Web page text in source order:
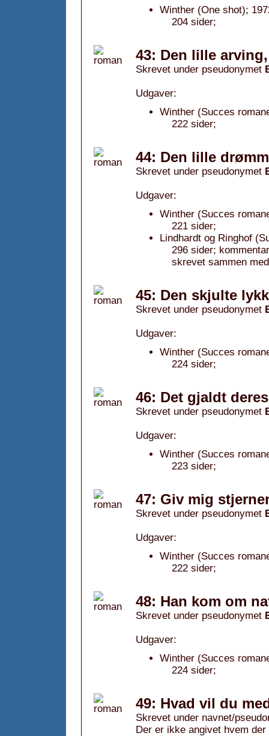
Winther (One shot);
204 sider;
43: Den lille arving,
Skrevet under pseudonymet
Udgaver:
Winther (Succes
222 sider;
44: Den lille
Skrevet under pseudonymet
Udgaver:
Winther (Succes
221 sider;
Lindhardt og Ringhof
296 sider;
skrevet sammen
45: Den skjulte
Skrevet under pseudonymet
Udgaver:
Winther (Succes
224 sider;
46: Det gjaldt
Skrevet under pseudonymet
Udgaver:
Winther (Succes
223 sider;
47: Giv mig
Skrevet under pseudonymet
Udgaver:
Winther (Succes
222 sider;
48: Han kom om
Skrevet under pseudonymet
Udgaver:
Winther (Succes
224 sider;
49: Hvad vil du
Skrevet under navnet/
Der er ikke angivet hvem